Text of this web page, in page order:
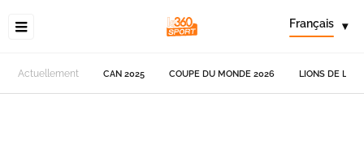
Français ▾
Actuellement CAN 2025 COUPE DU MONDE 2026 LIONS DE